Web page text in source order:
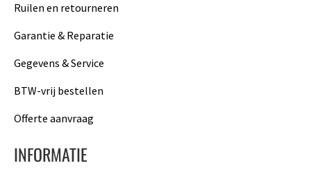
Ruilen en retourneren
Garantie & Reparatie
Gegevens & Service
BTW-vrij bestellen
Offerte aanvraag
INFORMATIE